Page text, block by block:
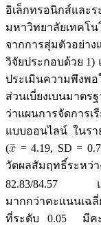
อิเล็กทรอนิกส์และ
มหาวิทยาลัยเทค
จากการสุ่มตัวอย่า
วิจัยประกอบด้วย 1)
ประเมินความพึงพ
ส่วนเบี่ยงเบนมาต
ว่าแผนการจัดการ
แบบออนไลน์ ในรา
(
= 4.19, SD =
วัดผลสัมฤทธิ์ระหว่
82.83/84.57 แล
มากกว่าคะแนนเฉ
ที่ระดับ 0.05 มีคะ